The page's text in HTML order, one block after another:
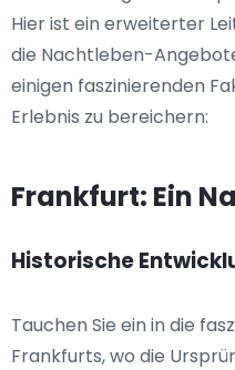
Hier ist ein erweiterter
die Nachtleben-
einigen faszinierenden
Erlebnis zu bereichern:
Frankfurt: Ein
Historische
Tauchen Sie ein in die
Frankfurts, wo die